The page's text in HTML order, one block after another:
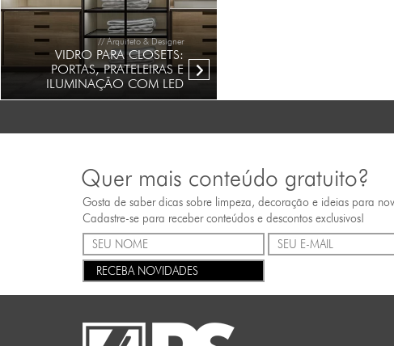
// Arquiteto & Designer
VIDRO PARA CLOSETS:
PORTAS, PRATELEIRAS E
ILUMINAÇÃO COM LED
Quer mais conteúdo gratuito?
Gosta de saber dicas sobre limpeza, decoração e ideias para
Cadastre-se para receber conteúdos e descontos exclusivos!
RECEBA NOVIDADES